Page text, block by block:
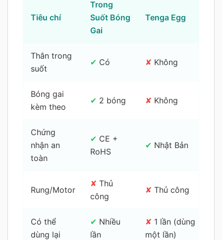
Tiêu chí
Trong
Suốt Bóng
Gai
Tenga Egg
Thân trong
suốt
✔ Có ✘ Không
Bóng gai
kèm theo
✔ 2 bóng ✘ Không
Chứng
nhận an
toàn
✔ CE +
RoHS
✔ Nhật Bản
Rung/Motor
✘ Thủ
công
✘ Thủ công
Có thể
dùng lại
✔ Nhiều
lần
✘ 1 lần (dùng
một lần)